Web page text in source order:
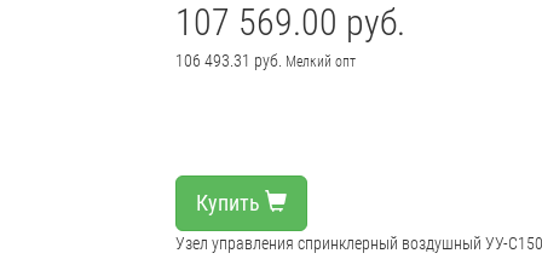
107 569.00 руб.
106 493.31 руб. Мелкий опт
Купить
Узел управления спринклерный воздушный УУ-